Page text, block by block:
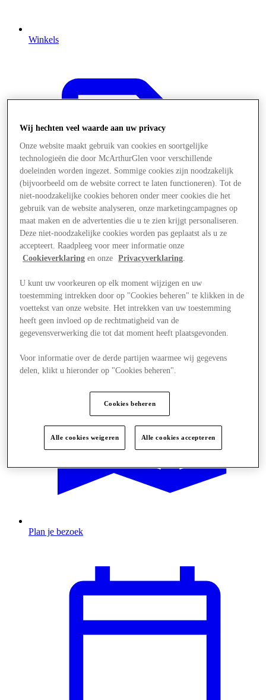
Winkels
Aanbiedingen
Plan je bezoek
Wij hechten veel waarde aan uw privacy
Onze website maakt gebruik van cookies en soortgelijke
technologieën die door McArthurGlen voor verschillende
doeleinden worden ingezet. Sommige cookies zijn noodzakelijk
(bijvoorbeeld om de website correct te laten functioneren). Tot de
niet-noodzakelijke cookies behoren onder meer cookies die het
gebruik van de website analyseren, onze marketingcampagnes op
maat maken en de advertenties die u te zien krijgt personaliseren.
Deze niet-noodzakelijke cookies worden pas geplaatst als u ze
accepteert. Raadpleeg voor meer informatie onze
Cookieverklaring en onze Privacyverklaring.
U kunt uw voorkeuren op elk moment wijzigen en uw
toestemming intrekken door op "Cookies beheren" te klikken in de
voettekst van onze website. Het intrekken van uw toestemming
heeft geen invloed op de rechtmatigheid van de
gegevensverwerking die tot dat moment heeft plaatsgevonden.
Voor informatie over de derde partijen waarmee wij gegevens
delen, klikt u hieronder op "Cookies beheren".
Cookies beheren
Alle cookies weigeren Alle cookies accepteren